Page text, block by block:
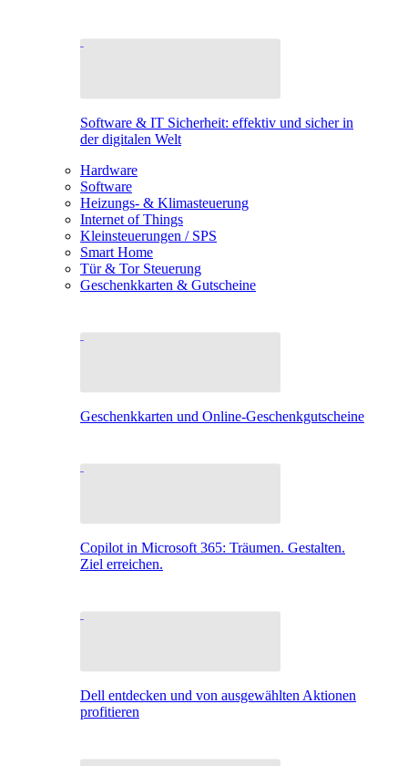
Software & IT Sicherheit: effektiv und sicher in
der digitalen Welt
Hardware
Software
Heizungs- & Klimasteuerung
Internet of Things
Kleinsteuerungen / SPS
Smart Home
Tür & Tor Steuerung
Geschenkkarten & Gutscheine
Geschenkkarten und Online-Geschenkgutscheine
Copilot in Microsoft 365: Träumen. Gestalten.
Ziel erreichen.
Dell entdecken und von ausgewählten Aktionen
profitieren